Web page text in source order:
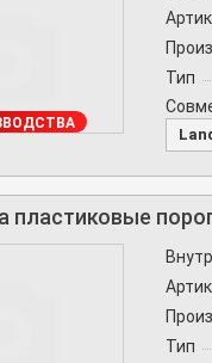
Тип
пластиковые
Тип